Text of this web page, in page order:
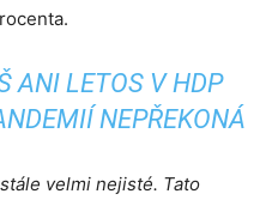
ANI LETOS V HDP
NEPŘEKONÁ
velmi nejisté. Tato